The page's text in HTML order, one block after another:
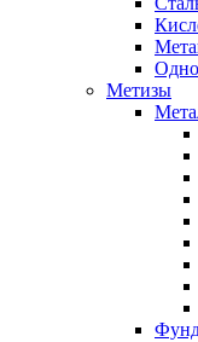
Метизы